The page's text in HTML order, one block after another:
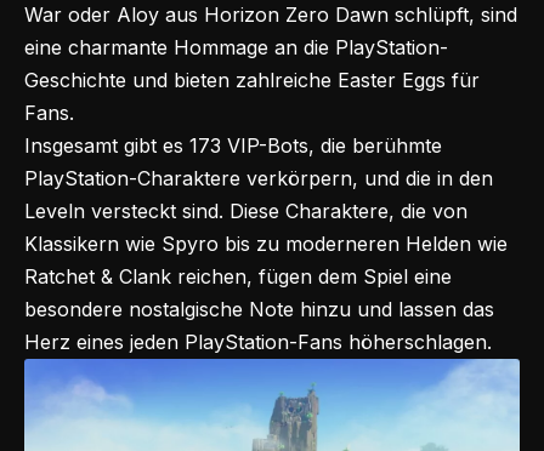
War oder Aloy aus Horizon Zero Dawn schlüpft, sind
eine charmante Hommage an die PlayStation-
Geschichte und bieten zahlreiche Easter Eggs für
Fans.
Insgesamt gibt es 173 VIP-Bots, die berühmte
PlayStation-Charaktere verkörpern, und die in den
Leveln versteckt sind. Diese Charaktere, die von
Klassikern wie Spyro bis zu moderneren Helden wie
Ratchet & Clank reichen, fügen dem Spiel eine
besondere nostalgische Note hinzu und lassen das
Herz eines jeden PlayStation-Fans höherschlagen.